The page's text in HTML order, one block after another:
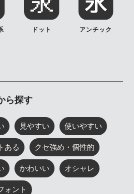
ドット アンチック
ら探す
見やすい 使いやすい
ある クセ強め・個性的
かわいい オシャレ
ォント